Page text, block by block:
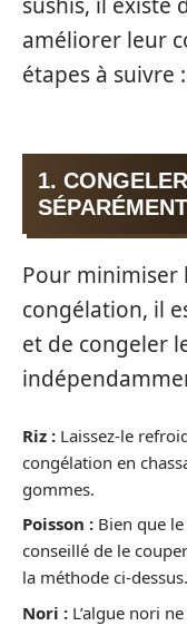
améliorer leur
étapes à suivre :
1.
SÉPARÉMENT
Pour minimiser
congélation, il
et de congeler
Riz : Laissez-le
congélation en
gommes.
Poisson : Bien que
conseillé de le
la méthode ci-dessus.
Nori : L’algue nori